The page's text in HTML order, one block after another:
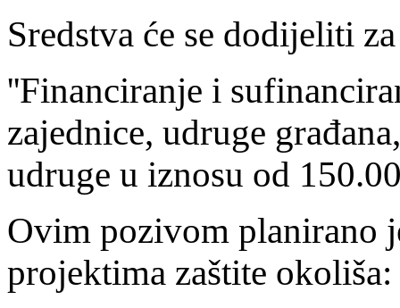
Sredstva će se dodijeliti
''Financiranje i
zajednice, udruge
udruge u iznosu od
Ovim pozivom planirano
projektima zaštite okoliša: